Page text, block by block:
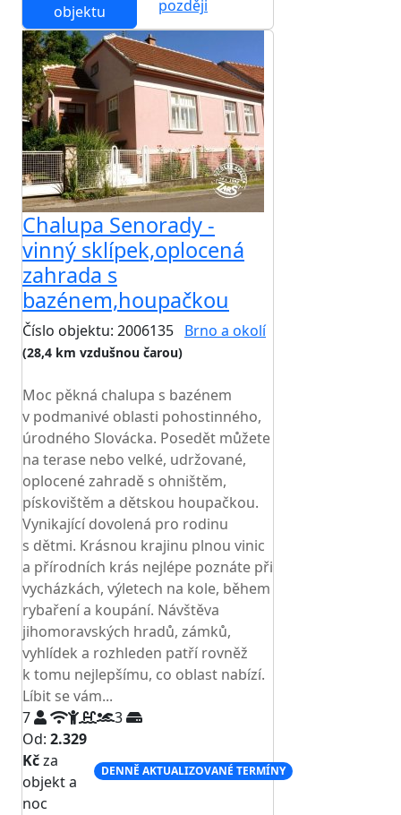
objektu
později
Chalupa Senorady -
vinný sklípek,oplocená
zahrada s
bazénem,houpačkou
Číslo objektu: 2006135 Brno a okolí
(28,4 km vzdušnou čarou)
Moc pěkná chalupa s bazénem
v podmanivé oblasti pohostinného,
úrodného Slovácka. Posedět můžete
na terase nebo velké, udržované,
oplocené zahradě s ohništěm,
pískovištěm a dětskou houpačkou.
Vynikající dovolená pro rodinu
s dětmi. Krásnou krajinu plnou vinic
a přírodních krás nejlépe poznáte při
vycházkách, výletech na kole, během
rybaření a koupání. Návštěva
jihomoravských hradů, zámků,
vyhlídek a rozhleden patří rovněž
k tomu nejlepšímu, co oblast nabízí.
Líbit se vám...
7
3
Od: 2.329
Kčza
objekt a
noc
DENNĚ AKTUALIZOVANÉ TERMÍNY